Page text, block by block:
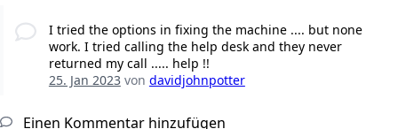
I tried the options in fixing the machine .... but none
work. I tried calling the help desk and they never
returned my call ..... help !!
25. Jan 2023von davidjohnpotter
Einen Kommentar hinzufügen